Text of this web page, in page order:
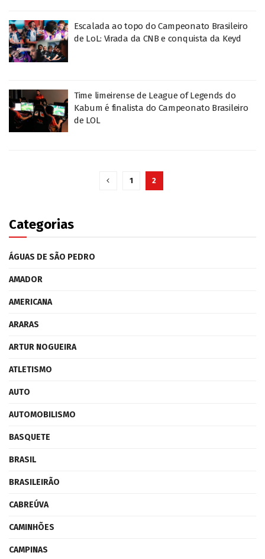
Escalada ao topo do Campeonato Brasileiro
de LoL: Virada da CNB e conquista da Keyd
Time limeirense de League of Legends do
Kabum é finalista do Campeonato Brasileiro
de LOL
1 2
Categorias
ÁGUAS DE SÃO PEDRO
AMADOR
AMERICANA
ARARAS
ARTUR NOGUEIRA
ATLETISMO
AUTO
AUTOMOBILISMO
BASQUETE
BRASIL
BRASILEIRÃO
CABREÚVA
CAMINHÕES
CAMPINAS